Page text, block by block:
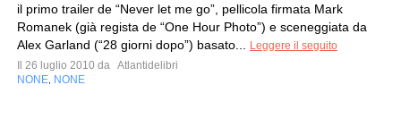
il primo trailer de “Never let me go”, pellicola firmata Mark
Romanek (già regista de “One Hour Photo”) e sceneggiata da
Alex Garland (“28 giorni dopo”) basato...
Leggere il seguito
Il 26 luglio 2010 da Atlantidelibri
NONE NONE